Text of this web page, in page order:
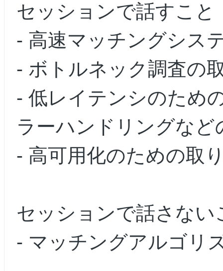
セッションで話すこと
- 高速マッチングシス
- ボトルネック調査の
- 低レイテンシのため
ラーハンドリングなど
- 高可用化のための取
セッションで話さない
- マッチングアルゴリ